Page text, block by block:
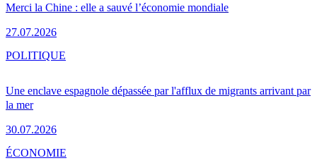
Merci la Chine : elle a sauvé l’économie mondiale
27.07.2026
Une enclave espagnole dépassée par l'afflux de migrants arrivant par
la mer
30.07.2026
POLITIQUE
ÉCONOMIE